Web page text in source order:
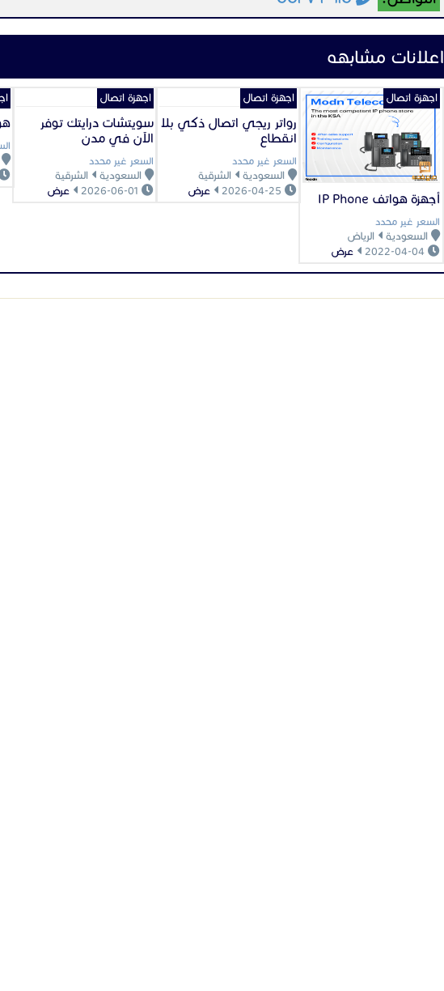
خدمة العملاء 920034444
#حلول_الاتصالات #تقنية #شبكات #واي_فاي #بلوتوث #مكبر_صوت #إدارة_فنادق
#جراند_ستريم #هواتف_الفنادق_جراند_ستريم #جراند_ستريم #هواتف_الفنادق_جراند_ستريم
#هواتف_الفنادق_جراند_ستريم
اعلانات مشابهه
أجهزة هواتف IP Phone
السعر غير محدد
السعودية
الرياض
عرض
اجهزة اتصال
رواتر ريجي اتصال ذكي بلا
انقطاع
السعر غير محدد
السعودية
الشرقية
2026-04-25
عرض
اجهزة اتصال
سويتشات درايتك توفر
الآن في مدن
السعر غير محدد
السعودية
الشرقية
2026-06-01
عرض
اجهزة اتصال